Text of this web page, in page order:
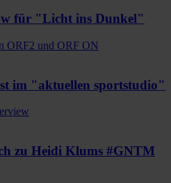
für "Licht ins Dunkel"
ORF2 und ORF ON
im "aktuellen sportstudio"
zu Heidi Klums #GNTM